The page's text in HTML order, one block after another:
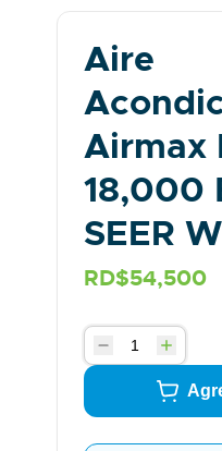
Aire
Airmax
18,000
SEER
RD$54,500